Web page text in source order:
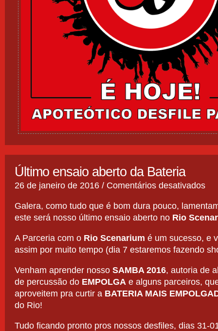
Último ensaio aberto da Bateria
26 de janeiro de 2016 / Comentários desativados
da
Galera, como tudo que é bom dura pouco,
este será nosso último ensaio aberto no Rio
A Parceria com o Rio Scenarium é um sucesso, e
assim por muito tempo (dia 7 estaremos fazendo
Venham aprender nosso SAMBA 2016, autoria de
de percussão do EMPOLGA e alguns parceiros,
aproveitem pra curtir a BATERIA MAIS
do Rio!
Tudo ficando pronto pros nossos desfiles, dias 31-